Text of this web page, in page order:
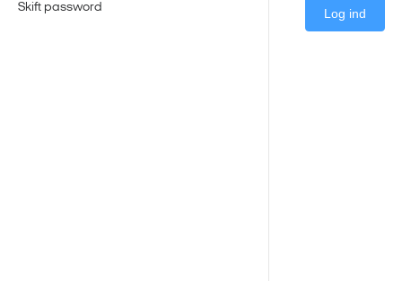
Skift password Log ind